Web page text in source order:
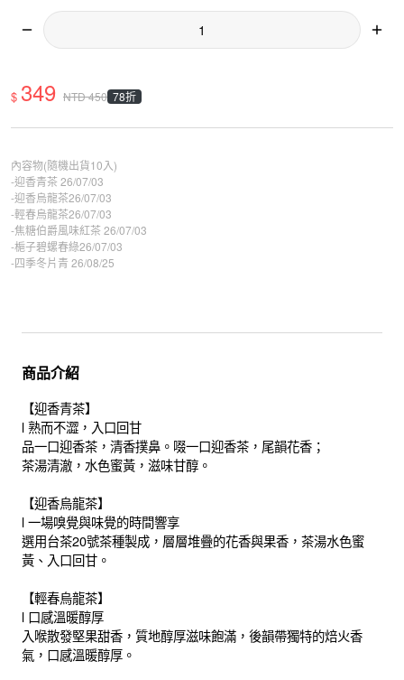
$ 349 NTD450 78折
內容物(隨機出貨10入)
-迎香青茶 26/07/03
-迎香烏龍茶26/07/03
-輕春烏龍茶26/07/03
-焦糖伯爵風味紅茶 26/07/03
-梔子碧螺春綠26/07/03
-四季冬片青 26/08/25
商品介紹
【迎香青茶】
l 熟而不澀，入口回甘
品一口迎香茶，清香撲鼻。啜一口迎香茶，尾韻花香；
茶湯清澈，水色蜜黃，滋味甘醇。
【迎香烏龍茶】
l 一場嗅覺與味覺的時間響享
選用台茶20號茶種製成，層層堆疊的花香與果香，茶湯水色蜜
黃、入口回甘。
【輕春烏龍茶】
l 口感溫暖醇厚
入喉散發堅果甜香，質地醇厚滋味飽滿，後韻帶獨特的焙火香
氣，口感溫暖醇厚。